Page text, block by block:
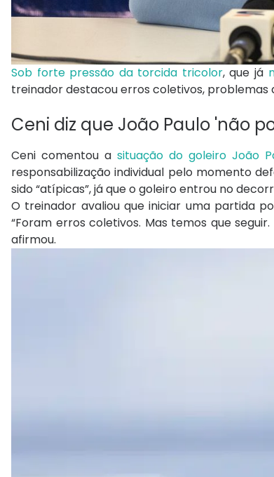
Sob forte pressão da torcida tricolor, que já
treinador destacou erros coletivos,
Ceni diz que João Paulo 'não
Ceni comentou a situação do goleiro João
responsabilização individual pelo momento
sido “atípicas”, já que o goleiro entrou no
O treinador avaliou que iniciar uma partida
“Foram erros coletivos. Mas temos que
afirmou.